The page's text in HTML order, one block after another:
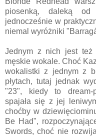
piosenką, daleką od
jednocześnie w
niemal wyróżniki
Jednym z nich jest też
męskie wokale. Choć
wokalistki z jednym z
płytach, tutaj jednak
"23", kiedy to dream-
spajała się z jej
choćby w
Be Had",
Swords, choć nie